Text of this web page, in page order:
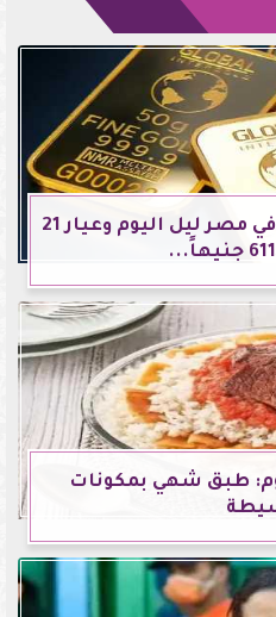
الذهب يواصل الصعود في مصر ليل اليوم وعيار 21
طبق شهي بمكونات